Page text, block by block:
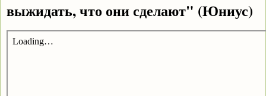
выжидать, что они сделают" (Юниус)